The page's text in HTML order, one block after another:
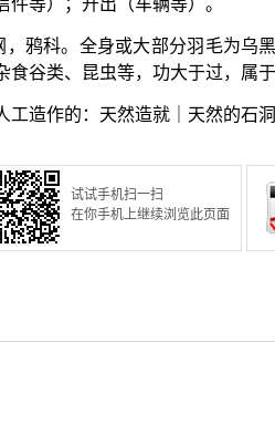
等）；开出（车辆等）。
，鸦科。全身或大部分羽毛为乌
食谷类、昆虫等，功大于过，属
工造作的：天然造就｜天然的石
试试手机扫一扫
在你手机上继续浏览此页面